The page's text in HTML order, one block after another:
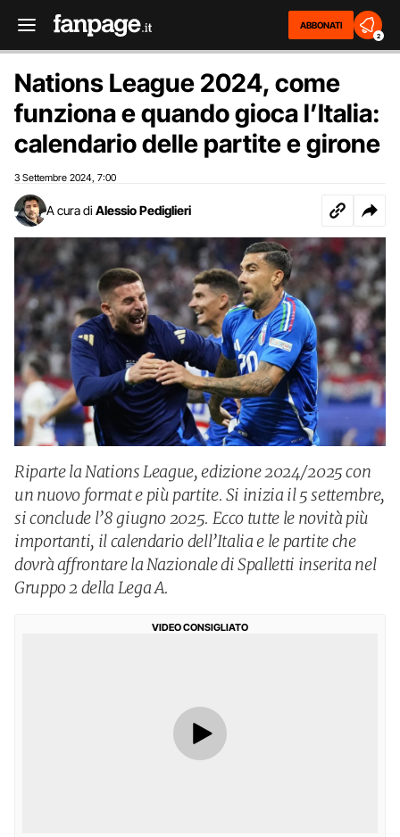
ABBONATI
2
Nations League 2024, come
funziona e quando gioca l’Italia:
calendario delle partite e girone
3 Settembre 2024 7:00
A cura di Alessio Pediglieri
Riparte la Nations League, edizione 2024/2025 con
un nuovo format e più partite. Si inizia il 5 settembre,
si conclude l’8 giugno 2025. Ecco tutte le novità più
importanti, il calendario dell’Italia e le partite che
dovrà affrontare la Nazionale di Spalletti inserita nel
Gruppo 2 della Lega A.
VIDEO CONSIGLIATO